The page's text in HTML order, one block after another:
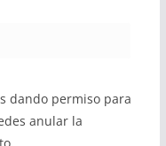
dando permiso para
anular la